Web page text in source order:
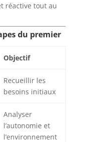
réactive tout au
du premier
Objectif
Recueillir les
besoins initiaux
Analyser
l’autonomie et
l’environnement